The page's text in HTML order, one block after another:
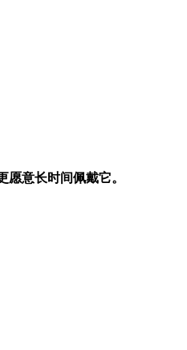
意长时间佩戴它。